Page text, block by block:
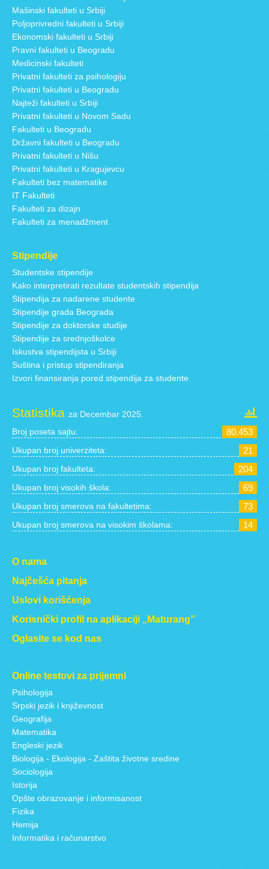
Mašinski fakulteti u Srbiji
Poljoprivredni fakulteti u Srbiji
Ekonomski fakulteti u Srbiji
Pravni fakulteti u Beogradu
Medicinski fakulteti
Privatni fakulteti za psihologiju
Privatni fakulteti u Beogradu
Najteži fakulteti u Srbiji
Privatni fakulteti u Novom Sadu
Fakulteti u Beogradu
Državni fakulteti u Beogradu
Privatni fakulteti u Nišu
Privatni fakulteti u Kragujevcu
Fakulteti bez matematike
IT Fakulteti
Fakulteti za dizajn
Fakulteti za menadžment
Stipendije
Studentske stipendije
Kako interpretirati rezultate studentskih stipendija
Stipendija za nadarene studente
Stipendije grada Beograda
Stipendije za doktorske studije
Stipendije za srednjoškolce
Iskustva stipendijsta u Srbiji
Suština i pristup stipendiranja
Izvori finansiranja pored stipendija za studente
Statistikaza Decembar 2025.
Broj poseta sajtu: 80.453
Ukupan broj univerziteta: 21
Ukupan broj fakulteta: 204
Ukupan broj visokih škola: 69
Ukupan broj smerova na fakultetima: 73
Ukupan broj smerova na visokim školama: 14
O nama
Najčešća pitanja
Uslovi korišćenja
Korisnički profil na aplikaciji „Maturang”
Oglasite se kod nas
Online testovi za prijemni
Psihologija
Srpski jezik i književnost
Geografija
Matematika
Engleski jezik
Biologija - Ekologija - Zaštita životne sredine
Sociologija
Istorija
Opšte obrazovanje i informisanost
Fizika
Hemija
Informatika i računarstvo